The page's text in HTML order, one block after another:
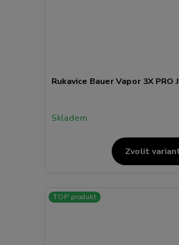
Rukavice Bauer Vapor 3X PRO
Skladem
Zvolit
TOP produkt